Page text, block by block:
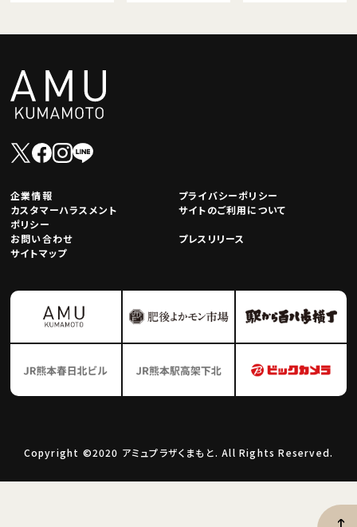
企業情報
プライバシーポリシー
カスタマーハラスメント
ポリシー
サイトのご利用について
お問い合わせ
プレスリリース
サイトマップ
Copyright ©2020 アミュプラザくまもと. All Rights Reserved.